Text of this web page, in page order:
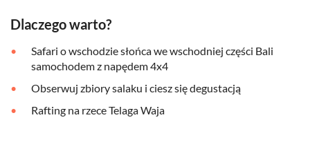
Dlaczego warto?
Safari o wschodzie słońca we wschodniej części Bali
samochodem z napędem 4x4
Obserwuj zbiory salaku i ciesz się degustacją
Rafting na rzece Telaga Waja